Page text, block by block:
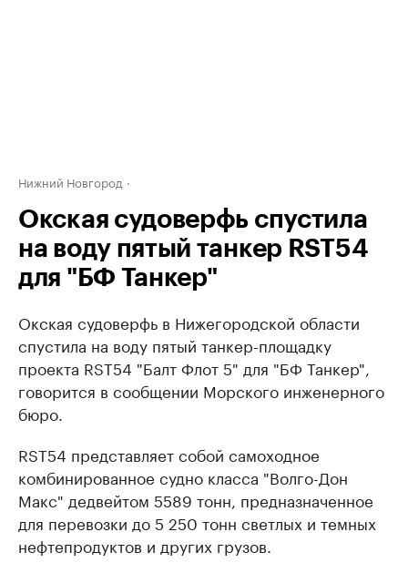
Нижний Новгород
Окская судоверфь спустила
на воду пятый танкер RST54
для "БФ Танкер"
Окская судоверфь в Нижегородской области
спустила на воду пятый танкер-площадку
проекта RST54 "Балт Флот 5" для "БФ Танкер",
говорится в сообщении Морского инженерного
бюро.
RSТ54 представляет собой самоходное
комбинированное судно класса "Волго-Дон
Макс" дедвейтом 5589 тонн, предназначенное
для перевозки до 5 250 тонн светлых и темных
нефтепродуктов и других грузов.